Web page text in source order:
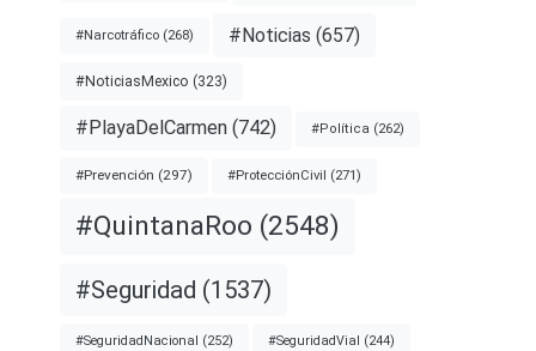
#Narcotráfico (268) #Noticias (657)
#NoticiasMexico (323)
#PlayaDelCarmen (742) #Política (262)
#Prevención (297) #ProtecciónCivil (271)
#QuintanaRoo (2548)
#Seguridad (1537)
#SeguridadNacional (252) #SeguridadVial (244)